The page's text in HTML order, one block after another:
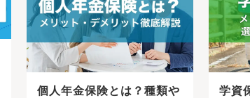
個人年金保険とは？種類や
学資